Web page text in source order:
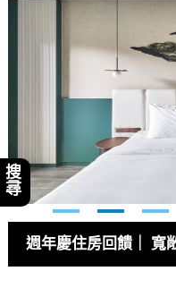
搜尋
週年慶住房回饋｜ 寬